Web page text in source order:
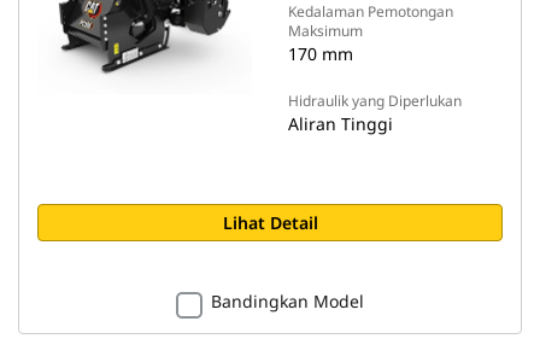
Kedalaman Pemotongan
Maksimum
170 mm
Hidraulik yang Diperlukan
Aliran Tinggi
Lihat Detail
Bandingkan Model